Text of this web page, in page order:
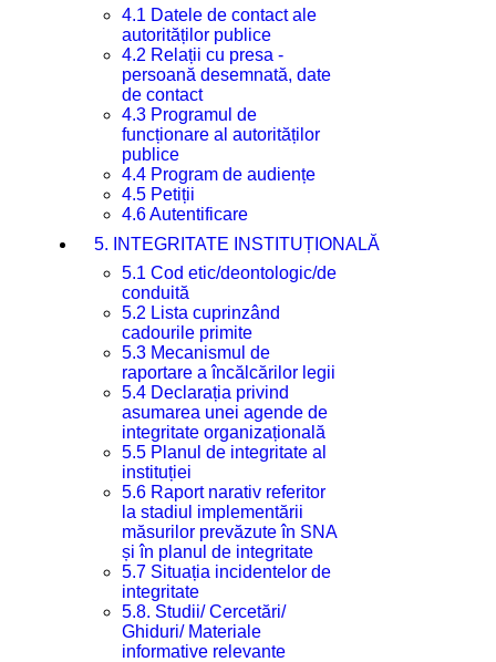
4.1 Datele de contact ale
autorităților publice
4.2 Relații cu presa -
persoană desemnată, date
de contact
4.3 Programul de
funcționare al autorităților
publice
4.4 Program de audiențe
4.5 Petiții
4.6 Autentificare
5. INTEGRITATE INSTITUȚIONALĂ
5.1 Cod etic/deontologic/de
conduită
5.2 Lista cuprinzând
cadourile primite
5.3 Mecanismul de
raportare a încălcărilor legii
5.4 Declarația privind
asumarea unei agende de
integritate organizațională
5.5 Planul de integritate al
instituției
5.6 Raport narativ referitor
la stadiul implementării
măsurilor prevăzute în SNA
și în planul de integritate
5.7 Situația incidentelor de
integritate
5.8. Studii/ Cercetări/
Ghiduri/ Materiale
informative relevante